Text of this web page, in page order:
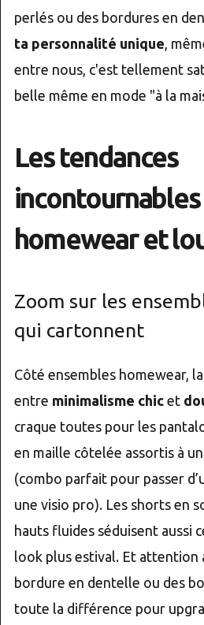
perlés ou des bordures en
ta personnalité unique ,
entre nous, c'est tellement
belle même en mode "à la
Les tendances
homewear et
Zoom sur les
qui cartonnent
Côté ensembles homewear,
entre minimalisme chicet
craque toutes pour les
en maille côtelée assortis à
(combo parfait pour passer
une visio pro). Les shorts en
hauts fluides séduisent aussi
look plus estival. Et attention
bordure en dentelle ou des
toute la différence pour